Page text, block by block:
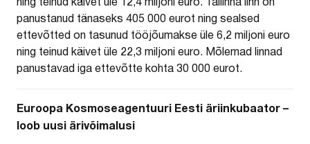
panustanud tänaseks 405 000 eurot ning sealsed
ettevõtted on tasunud tööjõumakse üle 6,2 miljoni euro
ning teinud käivet üle 22,3 miljoni euro. Mõlemad linnad
panustavad iga ettevõtte kohta 30 000 eurot.
Euroopa Kosmoseagentuuri Eesti äriinkubaator –
loob uusi ärivõimalusi